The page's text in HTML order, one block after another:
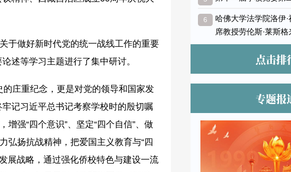
于做好新时代党的统一战线工作的重要
述等学习主题进行了集中研讨。
庄重纪念，更是对党的领导和国家发
记习近平总书记考察学校时的殷切嘱
强“四个意识”、坚定“四个自信”、做
弘扬抗战精神，把爱国主义教育与“四
展战略，通过强化侨校特色与建设一流
6 哈佛大学法学院洛伊
席教授劳伦斯·莱斯
点击排
专题报